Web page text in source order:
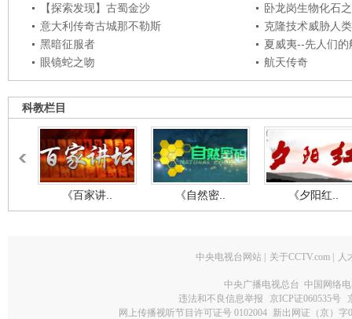
【探索发现】古蜀金沙
卧龙岗生物化石
意大利传奇古城那不勒斯
克隆技术威胁人
黑暗征服者
夏威夷--先人们的
眼镜蛇之吻
航天传奇
科教栏目
《百家讲.. 《自然密.. 《夕阳红..
中央电视台网站 | 关于CCTV.com | 人
中央广播电视总台 中国网络
违法和不良信息举报
京ICP证060535号
网上传播视听节目许可证号 0102004 新出网证（京）